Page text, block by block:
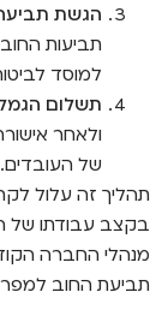
הגשת
תביעות
למוסד
תשלום
ולאחר
של העובדים.
תהליך זה עלול
בקצב עבודתו של
מנהלי החברה
תביעת החוב